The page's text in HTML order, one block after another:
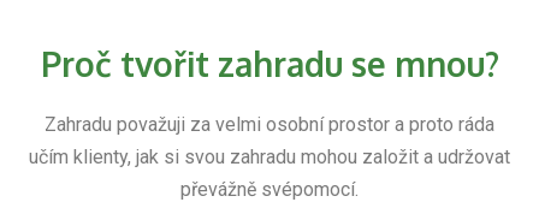
Proč tvořit zahradu se mnou?
Zahradu považuji za velmi osobní prostor a proto ráda
učím klienty, jak si svou zahradu mohou založit a udržovat
převážně svépomocí.